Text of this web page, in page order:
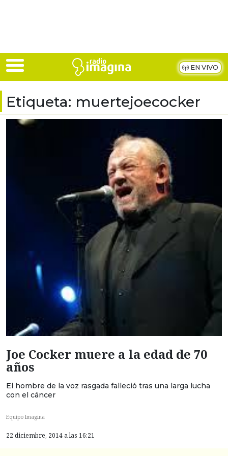
EN VIVO
Etiqueta: muertejoecocker
Joe Cocker muere a la edad de 70
años
El hombre de la voz rasgada falleció tras una larga lucha
con el cáncer
Equipo Imagina
22 diciembre, 2014 a las 16:21